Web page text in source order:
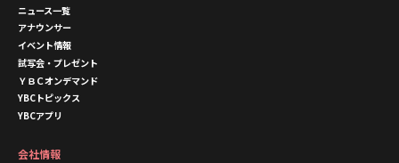
ニュース一覧
アナウンサー
イベント情報
試写会・プレゼント
ＹＢＣオンデマンド
YBCトピックス
YBCアプリ
会社情報